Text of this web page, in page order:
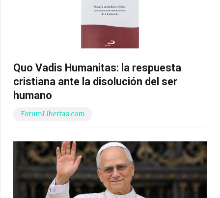
Quo Vadis Humanitas: la respuesta
cristiana ante la disolución del ser
humano
ForumLibertas.com